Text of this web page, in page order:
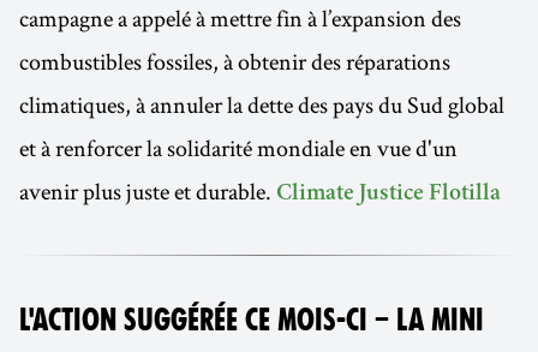
campagne a appelé à mettre fin à l’expansion des
combustibles fossiles, à obtenir des réparations
climatiques, à annuler la dette des pays du Sud global
et à renforcer la solidarité mondiale en vue d'un
avenir plus juste et durable. Climate Justice Flotilla
L'ACTION SUGGÉRÉE CE MOIS-CI – LA MINI